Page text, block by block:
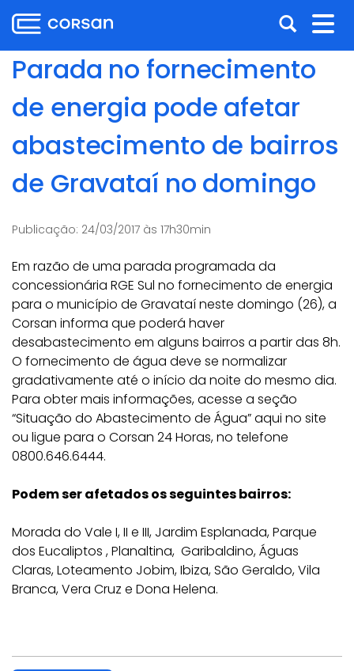
para
o
conteúdo
para
menu
para
para
o
conteúdo
Abrir
a
busca
Parada no fornecimento
de energia pode afetar
abastecimento de bairros
de Gravataí no domingo
Publicação: 24/03/2017 às 17h30min
Em razão de uma parada programada da
concessionária RGE Sul no fornecimento de energia
para o município de Gravataí neste domingo (26), a
Corsan informa que poderá haver
desabastecimento em alguns bairros a partir das 8h.
O fornecimento de água deve se normalizar
gradativamente até o início da noite do mesmo dia.
Para obter mais informações, acesse a seção
“Situação do Abastecimento de Água” aqui no site
ou ligue para o Corsan 24 Horas, no telefone
0800.646.6444.
Podem ser afetados os seguintes bairros:
Morada do Vale I, II e III, Jardim Esplanada, Parque
dos Eucaliptos , Planaltina, Garibaldino, Águas
Claras, Loteamento Jobim, Ibiza, São Geraldo, Vila
Branca, Vera Cruz e Dona Helena.